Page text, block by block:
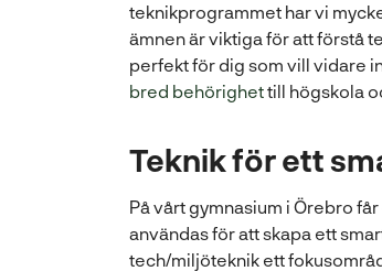
teknikprogrammet har vi
ämnen är viktiga för att förstå
perfekt för dig som vill vidare
bred behörighettill högskola
Teknik för ett
På vårt gymnasium i Örebro
användas för att skapa ett
tech/miljöteknik ett